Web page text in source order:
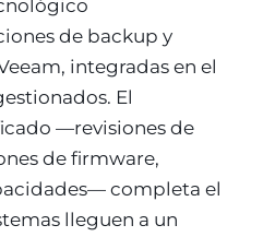
de backup y
integradas en el
El
—revisiones de
de firmware,
completa el
lleguen a un